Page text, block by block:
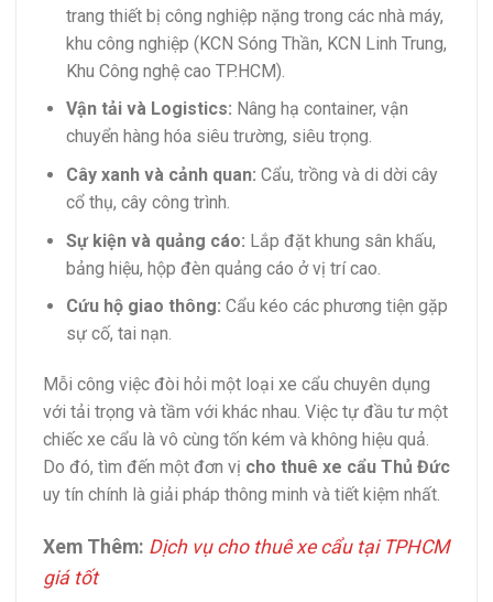
trang thiết bị công nghiệp nặng trong các nhà máy,
khu công nghiệp (KCN Sóng Thần, KCN Linh Trung,
Khu Công nghệ cao TP.HCM).
Vận tải và Logistics: Nâng hạ container, vận
chuyển hàng hóa siêu trường, siêu trọng.
Cây xanh và cảnh quan: Cẩu, trồng và di dời cây
cổ thụ, cây công trình.
Sự kiện và quảng cáo: Lắp đặt khung sân khấu,
bảng hiệu, hộp đèn quảng cáo ở vị trí cao.
Cứu hộ giao thông: Cẩu kéo các phương tiện gặp
sự cố, tai nạn.
Mỗi công việc đòi hỏi một loại xe cẩu chuyên dụng
với tải trọng và tầm với khác nhau. Việc tự đầu tư một
chiếc xe cẩu là vô cùng tốn kém và không hiệu quả.
Do đó, tìm đến một đơn vị cho thuê xe cẩu Thủ Đức
uy tín chính là giải pháp thông minh và tiết kiệm nhất.
Xem Thêm: Dịch vụ cho thuê xe cẩu tại TPHCM
giá tốt